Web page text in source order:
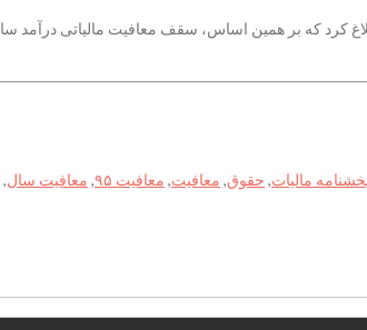
مالیات, حقوق, معافیت, معافیت ۹۵ , معافیت سال,